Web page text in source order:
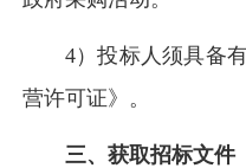
4）投标人须具备
营许可证》 。
三、获取招标文件